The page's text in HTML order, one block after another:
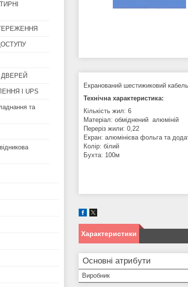
Екранований шестижиковий
Технічна характеристика:
Кількість жил: 6
Матеріал: обміднений алюміній
Переріз жили: 0,22
Екран: алюмінієва фольга та
Колір: білий
Бухта: 100м
Характеристики
Основні атрибути
Виробник
І UPS
та